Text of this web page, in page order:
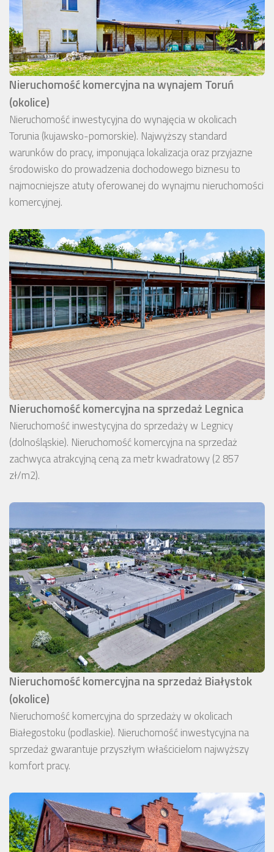
Nieruchomość komercyjna na wynajem Toruń
(okolice)
Nieruchomość inwestycyjna do wynajęcia w okolicach
Torunia (kujawsko-pomorskie). Najwyższy standard
warunków do pracy, imponująca lokalizacja oraz przyjazne
środowisko do prowadzenia dochodowego biznesu to
najmocniejsze atuty oferowanej do wynajmu nieruchomości
komercyjnej.
Nieruchomość komercyjna na sprzedaż Legnica
Nieruchomość inwestycyjna do sprzedaży w Legnicy
(dolnośląskie). Nieruchomość komercyjna na sprzedaż
zachwyca atrakcyjną ceną za metr kwadratowy (2 857
zł/m2).
Nieruchomość komercyjna na sprzedaż Białystok
(okolice)
Nieruchomość komercyjna do sprzedaży w okolicach
Białegostoku (podlaskie). Nieruchomość inwestycyjna na
sprzedaż gwarantuje przyszłym właścicielom najwyższy
komfort pracy.